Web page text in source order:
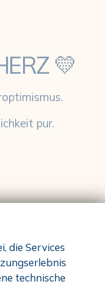
💛
pur.
die Services
technische